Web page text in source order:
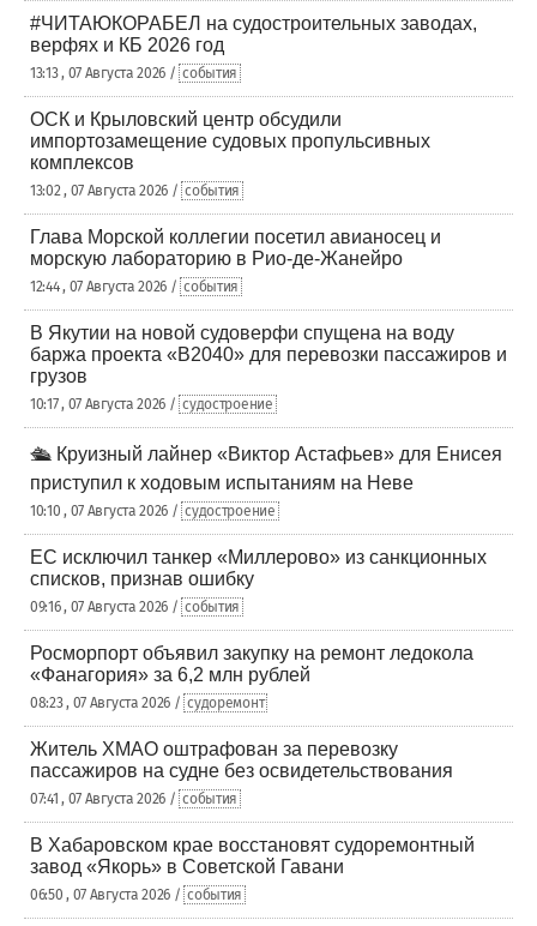
#ЧИТАЮКОРАБЕЛ на судостроительных заводах,
верфях и КБ 2026 год
13:13 , 07 Августа 2026 / события
ОСК и Крыловский центр обсудили
импортозамещение судовых пропульсивных
комплексов
13:02 , 07 Августа 2026 / события
Глава Морской коллегии посетил авианосец и
морскую лабораторию в Рио-де-Жанейро
12:44 , 07 Августа 2026 / события
В Якутии на новой судоверфи спущена на воду
баржа проекта «В2040» для перевозки пассажиров и
грузов
10:17 , 07 Августа 2026 / судостроение
🛳️ Круизный лайнер «Виктор Астафьев» для Енисея
приступил к ходовым испытаниям на Неве
10:10 , 07 Августа 2026 / судостроение
ЕС исключил танкер «Миллерово» из санкционных
списков, признав ошибку
09:16 , 07 Августа 2026 / события
Росморпорт объявил закупку на ремонт ледокола
«Фанагория» за 6,2 млн рублей
08:23 , 07 Августа 2026 / судоремонт
Житель ХМАО оштрафован за перевозку
пассажиров на судне без освидетельствования
07:41 , 07 Августа 2026 / события
В Хабаровском крае восстановят судоремонтный
завод «Якорь» в Советской Гавани
06:50 , 07 Августа 2026 / события